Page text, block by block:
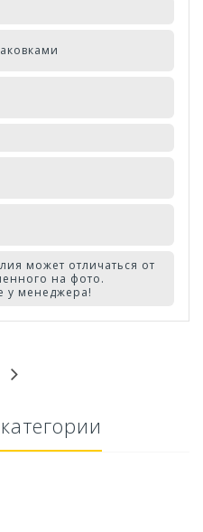
может отличаться от
на фото.
у менеджера!